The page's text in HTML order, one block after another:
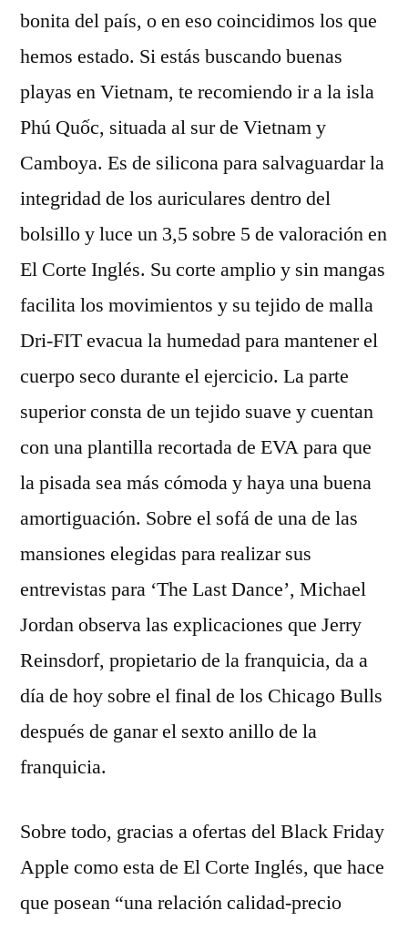
bonita del país, o en eso coincidimos los que
hemos estado. Si estás buscando buenas
playas en Vietnam, te recomiendo ir a la isla
Phú Quốc, situada al sur de Vietnam y
Camboya. Es de silicona para salvaguardar la
integridad de los auriculares dentro del
bolsillo y luce un 3,5 sobre 5 de valoración en
El Corte Inglés. Su corte amplio y sin mangas
facilita los movimientos y su tejido de malla
Dri-FIT evacua la humedad para mantener el
cuerpo seco durante el ejercicio. La parte
superior consta de un tejido suave y cuentan
con una plantilla recortada de EVA para que
la pisada sea más cómoda y haya una buena
amortiguación. Sobre el sofá de una de las
mansiones elegidas para realizar sus
entrevistas para ‘The Last Dance’, Michael
Jordan observa las explicaciones que Jerry
Reinsdorf, propietario de la franquicia, da a
día de hoy sobre el final de los Chicago Bulls
después de ganar el sexto anillo de la
franquicia.
Sobre todo, gracias a ofertas del Black Friday
Apple como esta de El Corte Inglés, que hace
que posean “una relación calidad-precio